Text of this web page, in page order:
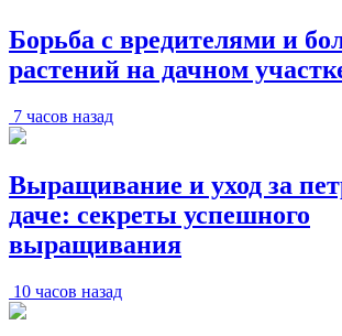
Борьба с вредителями и
растений на дачном
7 часов назад
Выращивание и уход за
даче: секреты успешного
выращивания
10 часов назад